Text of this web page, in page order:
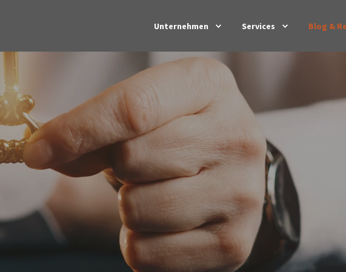
Unternehmen Services Blog &